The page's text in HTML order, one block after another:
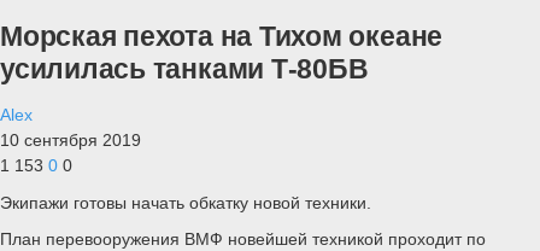
Морская пехота на Тихом океане
усилилась танками Т-80БВ
Alex
10 сентября 2019
1 153 0 0
Экипажи готовы начать обкатку новой техники.
План перевооружения ВМФ новейшей техникой проходит по